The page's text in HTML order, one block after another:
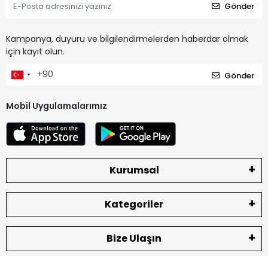
Gönder
Kampanya, duyuru ve bilgilendirmelerden haberdar olmak
için kayıt olun.
Gönder
Mobil Uygulamalarımız
Kurumsal
Kategoriler
Bize Ulaşın